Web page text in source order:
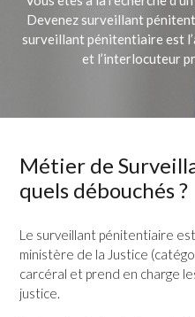
Devenez surveillant
surveillant pénitentiaire est
et l’interlocuteur
Métier de
quels débouchés ?
Le surveillant pénitentiaire
ministère de la Justice
carcéral et prend en charge
justice.